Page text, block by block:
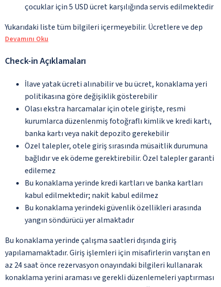
çocuklar için 5 USD ücret karşılığında servis edilmektedir
Yukarıdaki liste tüm bilgileri içermeyebilir. Ücretlere ve dep
Devamını Oku
Check-in Açıklamaları
İlave yatak ücreti alınabilir ve bu ücret, konaklama yeri
politikasına göre değişiklik gösterebilir
Olası ekstra harcamalar için otele girişte, resmi
kurumlarca düzenlenmiş fotoğraflı kimlik ve kredi kartı,
banka kartı veya nakit depozito gerekebilir
Özel talepler, otele giriş sırasında müsaitlik durumuna
bağlıdır ve ek ödeme gerektirebilir. Özel talepler garanti
edilemez
Bu konaklama yerinde kredi kartları ve banka kartları
kabul edilmektedir; nakit kabul edilmez
Bu konaklama yerindeki güvenlik özellikleri arasında
yangın söndürücü yer almaktadır
Bu konaklama yerinde çalışma saatleri dışında giriş
yapılamamaktadır. Giriş işlemleri için misafirlerin varıştan en
az 24 saat önce rezervasyon onayındaki bilgileri kullanarak
konaklama yerini araması ve gerekli düzenlemeleri yaptırması